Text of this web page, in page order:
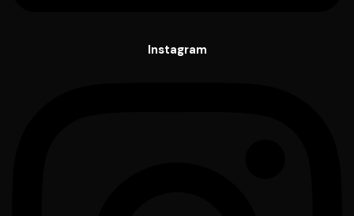
Instagram